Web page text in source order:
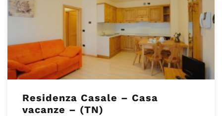
Residenza Casale – Casa
vacanze – (TN)